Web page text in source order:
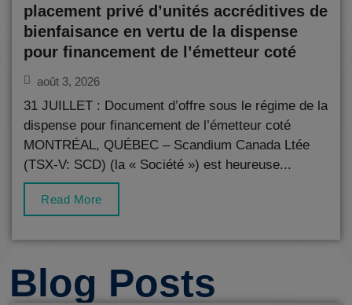
placement privé d’unités accréditives de
bienfaisance en vertu de la dispense
pour financement de l’émetteur coté
août 3, 2026
31 JUILLET : Document d’offre sous le régime de la
dispense pour financement de l’émetteur coté
MONTRÉAL, QUÉBEC – Scandium Canada Ltée
(TSX-V: SCD) (la « Société ») est heureuse...
Read More
Blog Posts